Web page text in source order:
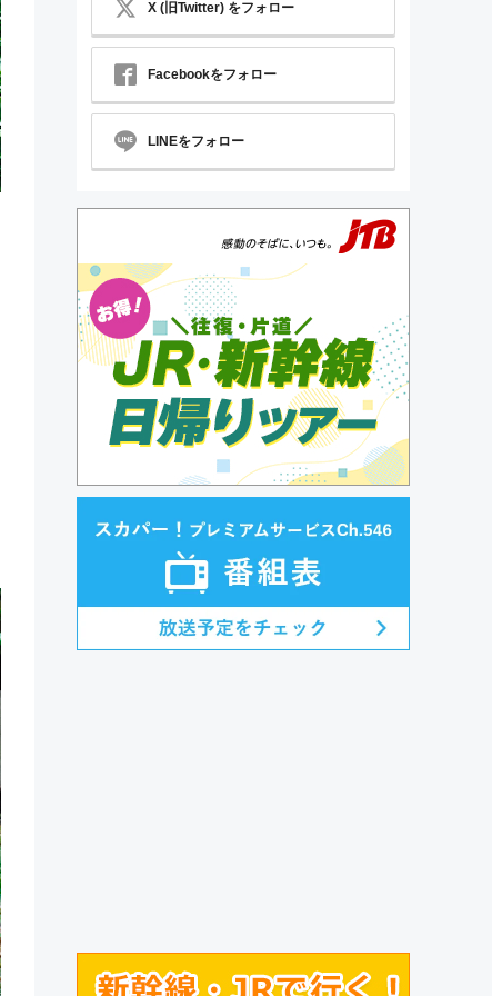
X (旧Twitter) をフォロー
Facebookをフォロー
LINEをフォロー